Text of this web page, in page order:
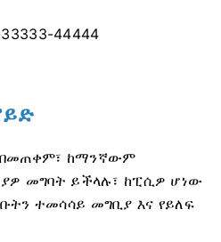
33333-44444
ከማንኛውም
መግባት ይችላሉ፣ ከፒሲዎ ሆነው
ተመሳሳይ መግቢያ እና የይለፍ